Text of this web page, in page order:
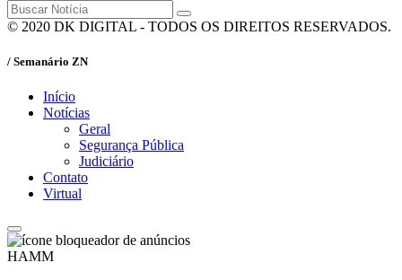
© 2020 DK DIGITAL - TODOS OS DIREITOS RESERVADOS.
/ Semanário ZN
Início
Notícias
Geral
Segurança Pública
Judiciário
Contato
Virtual
HAMM